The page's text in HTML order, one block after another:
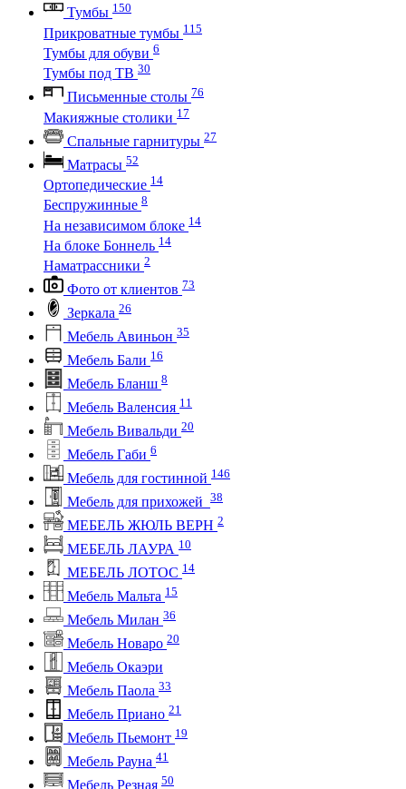
Тумбы 150
Прикроватные тумбы 115
Тумбы для обуви 6
Тумбы под ТВ 30
Письменные столы 76
Макияжные столики 17
Спальные гарнитуры 27
Матрасы 52
Ортопедические 14
Беспружинные 8
На независимом блоке 14
На блоке Боннель 14
Наматрассники 2
Фото от клиентов 73
Зеркала 26
Мебель Авиньон 35
Мебель Бали 16
Мебель Бланш 8
Мебель Валенсия 11
Мебель Вивальди 20
Мебель Габи 6
Мебель для гостинной 146
Мебель для прихожей 38
МЕБЕЛЬ ЖЮЛЬ ВЕРН 2
МЕБЕЛЬ ЛАУРА 10
МЕБЕЛЬ ЛОТОС 14
Мебель Мальта 15
Мебель Милан 36
Мебель Новаро 20
Мебель Окаэри
Мебель Паола 33
Мебель Приано 21
Мебель Пьемонт 19
Мебель Рауна 41
Мебель Резная 50